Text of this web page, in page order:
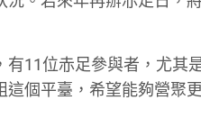
11位赤足參與者，尤其
個平臺，希望能夠營聚